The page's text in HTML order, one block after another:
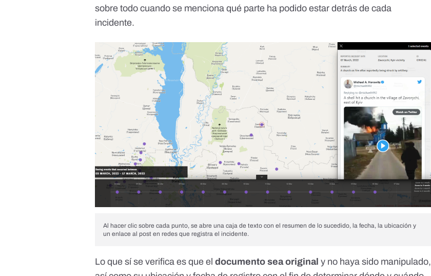
sobre todo cuando se menciona qué parte ha podido estar detrás de cada
incidente.
Al hacer clic sobre cada punto, se abre una caja de texto con el resumen de lo sucedido, la fecha, la ubicación y
un enlace al post en redes que registra el incidente.
Lo que sí se verifica es que eldocumento sea original y no haya sido manipulado,